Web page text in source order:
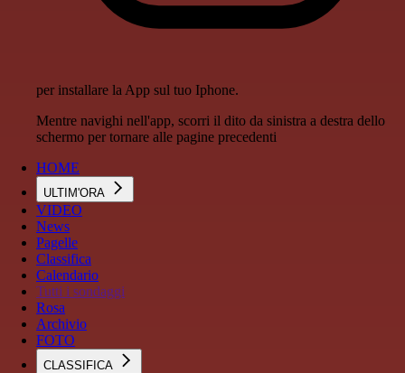
per installare la App sul tuo Iphone.
Mentre navighi nell'app, scorri il dito da sinistra a destra dello
schermo per tornare alle pagine precedenti
HOME
ULTIM'ORA
VIDEO
News
Pagelle
Classifica
Calendario
Tutti i sondaggi
Rosa
Archivio
FOTO
CLASSIFICA